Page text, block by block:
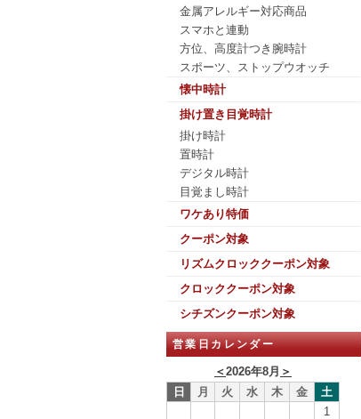
金属アレルギー対応商品
スマホと連動
方位、高度計つき腕時計
スポーツ、ストップウオッチ
懐中時計
掛け置き目覚時計
掛け時計
置時計
デジタル時計
目覚まし時計
ワケあり特価
クーポン対象
リズムクロッククーポン対象
クロッククーポン対象
シチズンクーポン対象
営業日カレンダー
＜2026年8月 ＞
日
月 火 水 木 金
土
1